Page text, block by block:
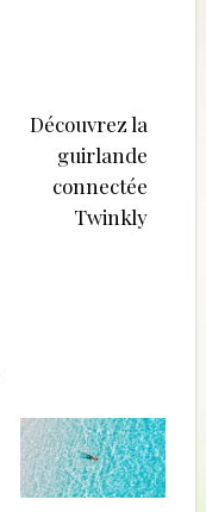
Découvrez la
guirlande
connectée
Twinkly